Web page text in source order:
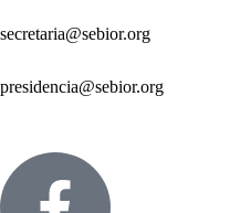
secretaria@sebior.org
presidencia@sebior.org